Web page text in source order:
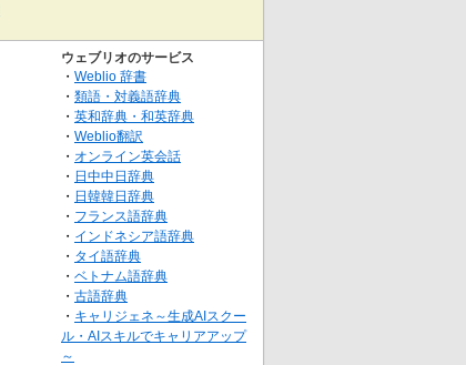
ウェブリオのサービス
・ Weblio 辞書
・ 類語・対義語辞典
・ 英和辞典・和英辞典
・ Weblio翻訳
・ オンライン英会話
・ 日中中日辞典
・ 日韓韓日辞典
・ フランス語辞典
・ インドネシア語辞典
・ タイ語辞典
・ ベトナム語辞典
・ 古語辞典
・ キャリジェネ～生成AIスクー
ル・AIスキルでキャリアアップ
～